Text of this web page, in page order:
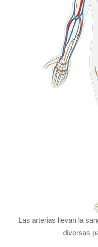
Las arterias llevan la
diversas